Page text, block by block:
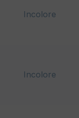
Incolore
Incolore